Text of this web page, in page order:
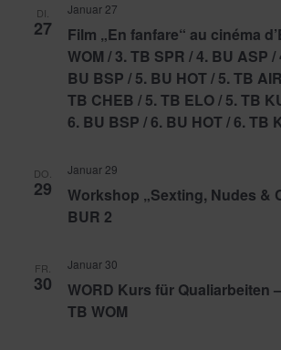
DI.
27
Film „En fanfare“ au cinéma
WOM / 3. TB SPR / 4. BU ASP
BU BSP / 5. BU HOT / 5. TB
TB CHEB / 5. TB ELO / 5. TB
6. BU BSP / 6. BU HOT / 6. TB
Januar 27
DO.
29
Workshop „Sexting, Nudes &
BUR 2
Januar 29
FR.
30
WORD Kurs für Qualiarbeiten
TB WOM
Januar 30